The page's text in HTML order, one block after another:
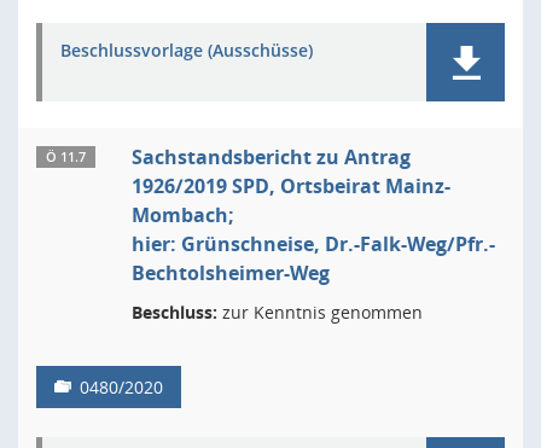
Beschlussvorlage (Ausschüsse)
Ö 11.7
Sachstandsbericht zu Antrag
1926/2019 SPD, Ortsbeirat Mainz-
Mombach;
hier: Grünschneise, Dr.-Falk-Weg/Pfr.-
Bechtolsheimer-Weg
Beschluss: zur Kenntnis genommen
0480/2020